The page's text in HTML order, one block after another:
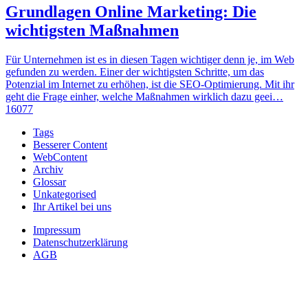
Grundlagen Online Marketing: Die
wichtigsten Maßnahmen
Für Unternehmen ist es in diesen Tagen wichtiger denn je, im Web
gefunden zu werden. Einer der wichtigsten Schritte, um das
Potenzial im Internet zu erhöhen, ist die SEO-Optimierung. Mit ihr
geht die Frage einher, welche Maßnahmen wirklich dazu geei…
16077
Tags
Besserer Content
WebContent
Archiv
Glossar
Unkategorised
Ihr Artikel bei uns
Impressum
Datenschutzerklärung
AGB